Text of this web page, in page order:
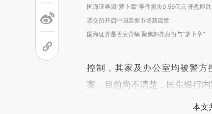
国海证券因“萝卜章”事件损失0.56亿元 开盘即
票交所开启中国票据市场新篇章
国海证券是否应背锅 聚焦郭亮身份与“萝卜章”
控制，其家及办公室均被警方
案。目前尚不清楚，民生银行
本文